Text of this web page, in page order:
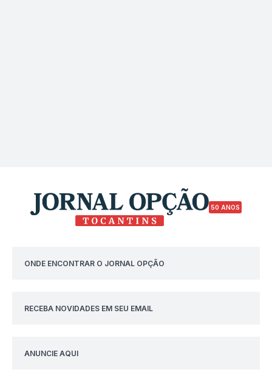
50 ANOS
ONDE ENCONTRAR O JORNAL OPÇÃO
RECEBA NOVIDADES EM SEU EMAIL
ANUNCIE AQUI